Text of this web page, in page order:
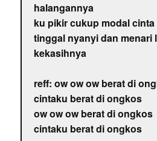
halangannya
ku pikir cukup modal
tinggal nyanyi dan menari
kekasihnya
reff: ow ow ow berat di
cintaku berat di ongkos
ow ow ow berat di ongkos
cintaku berat di ongkos